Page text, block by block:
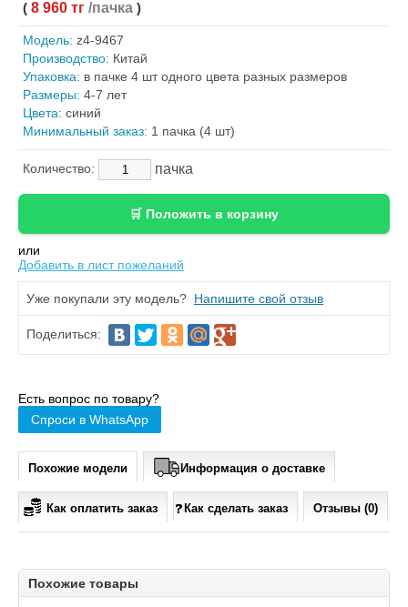
( 8 960 тг /пачка )
Модель: z4-9467
Производство: Китай
Упаковка: в пачке 4 шт одного цвета разных размеров
Размеры: 4-7 лет
Цвета: синий
Минимальный заказ: 1 пачка (4 шт)
Количество: пачка
или
Добавить в лист пожеланий
Уже покупали эту модель? Напишите свой отзыв
Поделиться:
Есть вопрос по товару?
Спроси в WhatsApp
Похожие модели Информация о доставке
Как оплатить заказ Как сделать заказ Отзывы (0)
Похожие товары